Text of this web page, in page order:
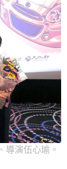
導演伍心瑜。